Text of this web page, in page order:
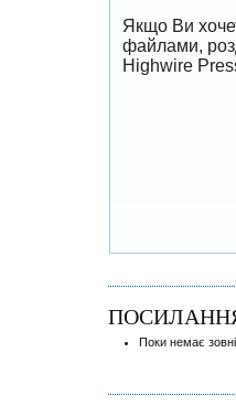
Якщо Ви
файлами,
Highwire
Поки немає